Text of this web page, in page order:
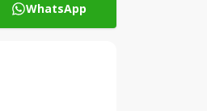
WhatsApp